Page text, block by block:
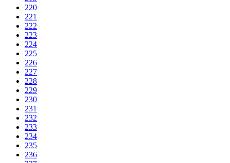
220
221
222
223
224
225
226
227
228
229
230
231
232
233
234
235
236